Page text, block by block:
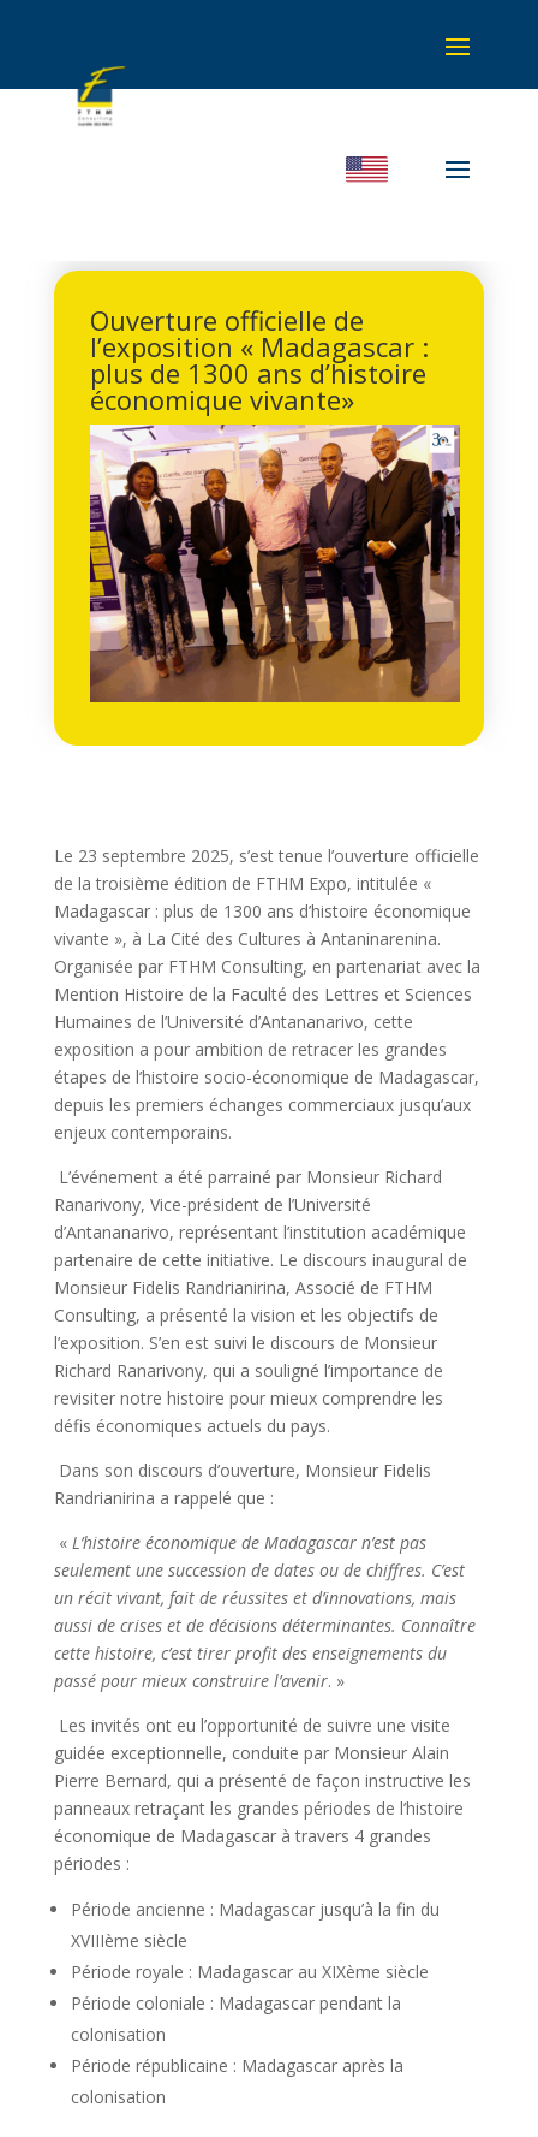
Ouverture officielle de
l’exposition « Madagascar :
plus de 1300 ans d’histoire
économique vivante»
Le 23 septembre 2025, s’est tenue l’ouverture officielle
de la troisième édition de FTHM Expo, intitulée «
Madagascar : plus de 1300 ans d’histoire économique
vivante », à La Cité des Cultures à Antaninarenina.
Organisée par FTHM Consulting, en partenariat avec la
Mention Histoire de la Faculté des Lettres et Sciences
Humaines de l’Université d’Antananarivo, cette
exposition a pour ambition de retracer les grandes
étapes de l’histoire socio-économique de Madagascar,
depuis les premiers échanges commerciaux jusqu’aux
enjeux contemporains.
L’événement a été parrainé par Monsieur Richard
Ranarivony, Vice-président de l’Université
d’Antananarivo, représentant l’institution académique
partenaire de cette initiative. Le discours inaugural de
Monsieur Fidelis Randrianirina, Associé de FTHM
Consulting, a présenté la vision et les objectifs de
l’exposition. S’en est suivi le discours de Monsieur
Richard Ranarivony, qui a souligné l’importance de
revisiter notre histoire pour mieux comprendre les
défis économiques actuels du pays.
Dans son discours d’ouverture, Monsieur Fidelis
Randrianirina a rappelé que :
« L’histoire économique de Madagascar n’est pas
seulement une succession de dates ou de chiffres. C’est
un récit vivant, fait de réussites et d’innovations, mais
aussi de crises et de décisions déterminantes. Connaître
cette histoire, c’est tirer profit des enseignements du
passé pour mieux construire l’avenir. »
Les invités ont eu l’opportunité de suivre une visite
guidée exceptionnelle, conduite par Monsieur Alain
Pierre Bernard, qui a présenté de façon instructive les
panneaux retraçant les grandes périodes de l’histoire
économique de Madagascar à travers 4 grandes
périodes :
Période ancienne : Madagascar jusqu’à la fin du
XVIIIème siècle
Période royale : Madagascar au XIXème siècle
Période coloniale : Madagascar pendant la
colonisation
Période républicaine : Madagascar après la
colonisation